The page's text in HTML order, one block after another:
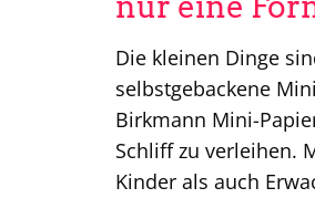
Die kleinen Dinge
selbstgebackene
Birkmann Mini-
Schliff zu verleihen.
Kinder als auch